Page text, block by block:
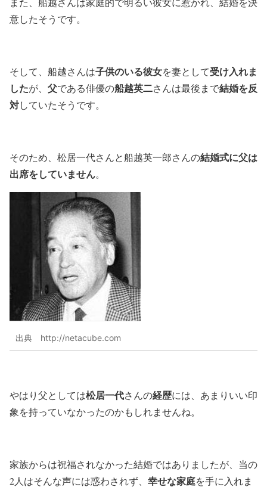
意したそうです。
そして、船越さんは子供のいる彼女を妻として受け入れま
したが、 父である俳優の船越英二さんは最後まで結婚を反
対していたそうです。
そのため、松居一代さんと船越英一郎さんの結婚式に父は
出席をしていません。
出典 http://netacube.com
やはり父としては松居一代さんの経歴には、あまりいい印
象を持っていなかったのかもしれませんね。
家族からは祝福されなかった結婚ではありましたが、当の
2人はそんな声には惑わされず、 幸せな家庭を手に入れま